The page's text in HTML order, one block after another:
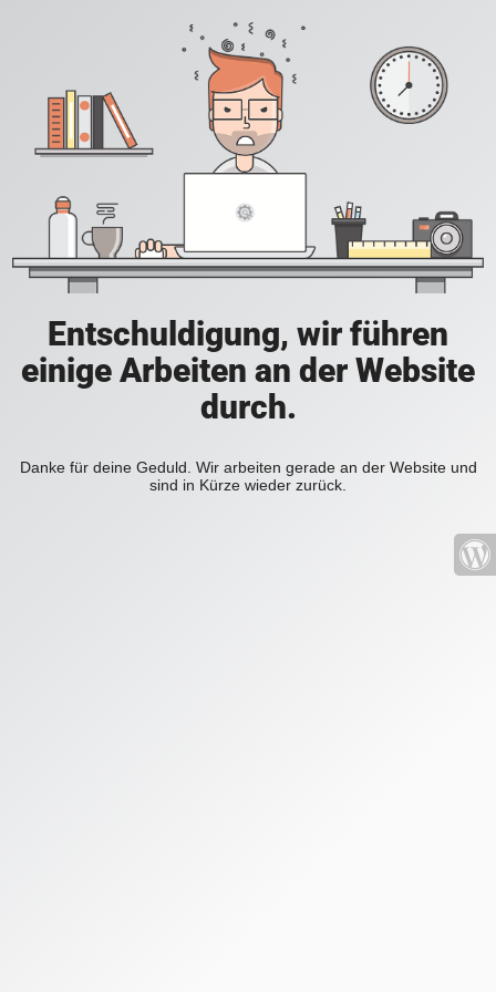
Entschuldigung, wir führen
einige Arbeiten an der Website
durch.
Danke für deine Geduld. Wir arbeiten gerade an der Website und
sind in Kürze wieder zurück.